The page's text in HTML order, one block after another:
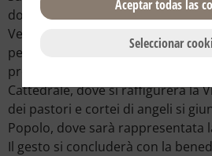
dove sarà allestito il quadro
Vescovo mons. Antonio
per unirsi poi il corteo che
presepe allestite lungo le vie, fino
Cattedrale, dove si raffigurerà la
dei pastori e cortei di angeli si
Popolo, dove sarà rappresentata
Il gesto si concluderà con la
Seleccionar
Aceptar todas las